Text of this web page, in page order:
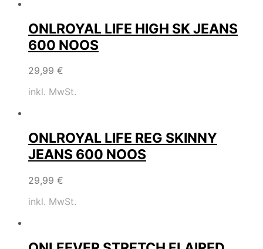
ONLROYAL LIFE HIGH SK JEANS
600 NOOS
29,99 €
inkl. MwSt.
ONLROYAL LIFE REG SKINNY
JEANS 600 NOOS
29,99 €
inkl. MwSt.